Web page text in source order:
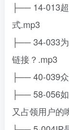
├── 14-013
式.mp3
├── 34-033
链接？.mp3
├── 40-039
├── 58-056
又占领用户的